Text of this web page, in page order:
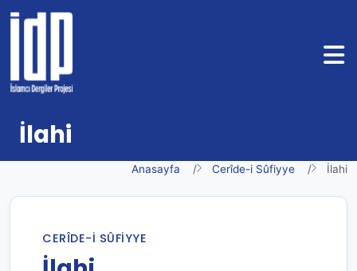
İlahi
Anasayfa Cerîde-i Sûfiyye İlahi
CERÎDE-I SÛFIYYE